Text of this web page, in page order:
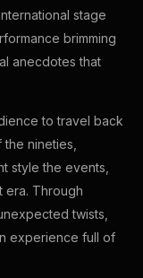
stage
brimming
anecdotes that
to travel back
nineties,
style the events,
era. Through
twists,
experience full of